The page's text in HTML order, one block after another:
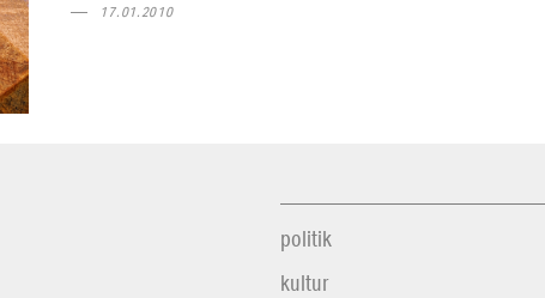
17.01.2010
politik
kultur